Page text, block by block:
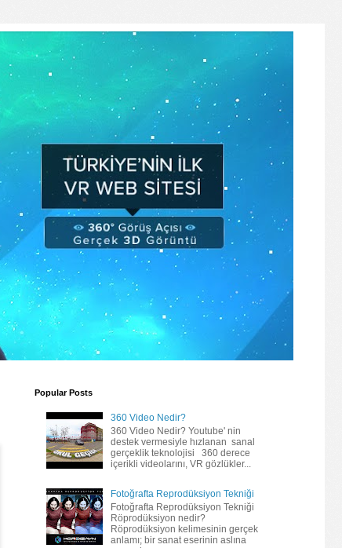
Popular Posts
360 Video Nedir?
360 Video Nedir? Youtube' nin
destek vermesiyle hızlanan sanal
gerçeklik teknolojisi 360 derece
içerikli videolarını, VR gözlükler...
Fotoğrafta Reprodüksiyon Tekniği
Fotoğrafta Reprodüksiyon Tekniği
Röprodüksiyon nedir?
Röprodüksiyon kelimesinin gerçek
anlamı; bir sanat eserinin aslına